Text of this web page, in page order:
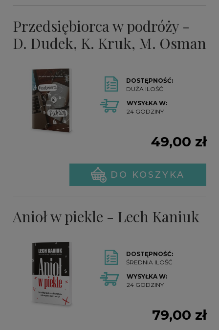
Przedsiębiorca w podróży -
D. Dudek, K. Kruk, M. Osman
DOSTĘPNOŚĆ:
DUŻA ILOŚĆ
WYSYŁKA W:
24 GODZINY
49,00 zł
DO KOSZYKA
Anioł w piekle - Lech Kaniuk
DOSTĘPNOŚĆ:
ŚREDNIA ILOŚĆ
WYSYŁKA W:
24 GODZINY
79,00 zł